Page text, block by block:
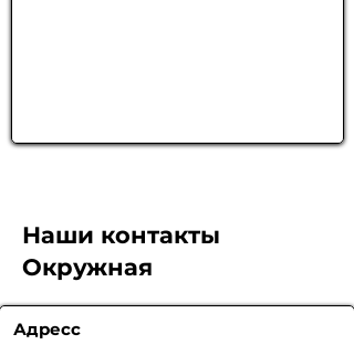
Наши контакты
Окружная
Адресс